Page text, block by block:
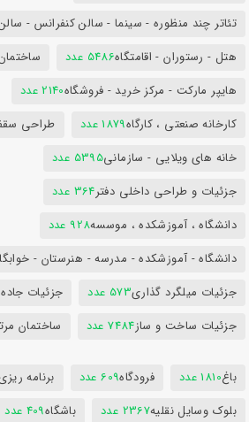
تئاتر چند منظوره - سینما - سالن کنفرانس -
هتل - رستوران - اقامتگاه5486 عدد
هایپر مارکت - مرکز خرید - فروشگاه2140 عدد
کارخانه صنعتی ، کارگاه1879 عدد طراحی
خانه های ویلایی - سازمانی5395 عدد
جزئیات و طراحی داخلی دفتر364 عدد
دانشگاه ، آموزشکده ، موسسه928 عدد
دانشگاه - آموزشکده - مدرسه - هنرستان -
جزئیات میلگرد گذاری573 عدد جزئیات
جزئیات ساخت و ساز7484 عدد ساختمان
باغ1810 عدد فرودگاه609 عدد برنامه
بلوک وسایل نقلیه2367 عدد باشگاه409 عدد